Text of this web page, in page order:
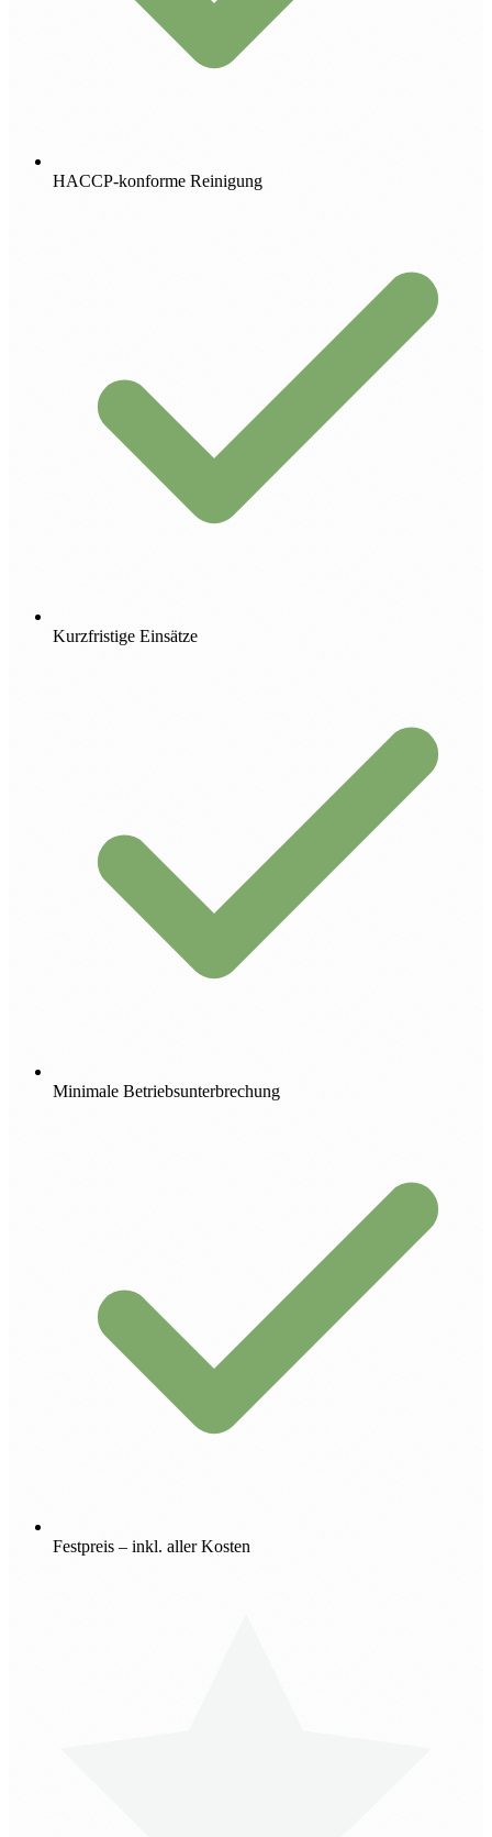
HACCP-konforme Reinigung
Kurzfristige Einsätze
Minimale Betriebsunterbrechung
Festpreis – inkl. aller Kosten